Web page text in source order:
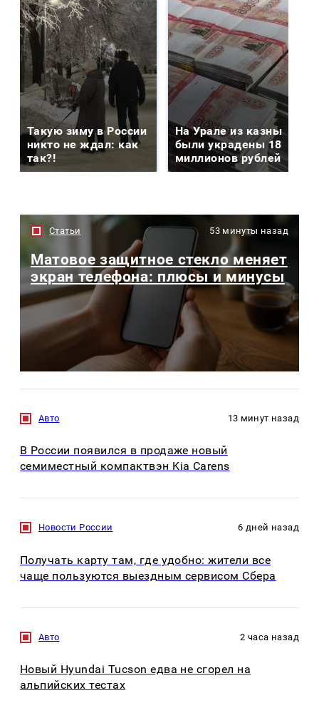
Такую зиму в России
никто не ждал: как
так?!
На Урале из казны
были украдены 18
миллионов рублей
Статьи 53 минуты назад
Матовое защитное стекло меняет
экран телефона: плюсы и минусы
Авто 13 минут назад
В России появился в продаже новый
семиместный компактвэн Kia Carens
Новости России 6 дней назад
Получать карту там, где удобно: жители все
чаще пользуются выездным сервисом Сбера
Авто 2 часа назад
Новый Hyundai Tucson едва не сгорел на
альпийских тестах